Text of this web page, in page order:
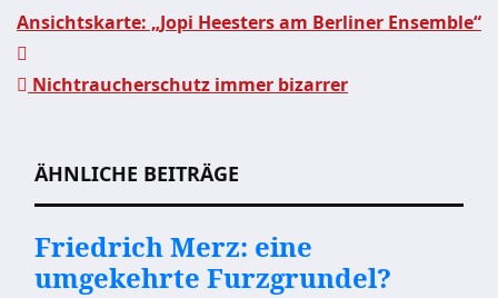
Beitragsnavigation
Ansichtskarte: „Jopi Heesters am Berliner Ensemble“
Nichtraucherschutz immer bizarrer
ÄHNLICHE BEITRÄGE
Friedrich Merz: eine
umgekehrte Furzgrundel?